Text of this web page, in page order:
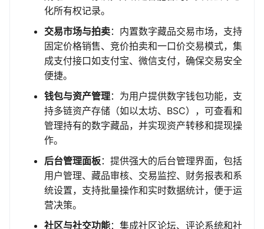
化所有权记录。
交易市场与拍卖：内置数字藏品交易市场，支持
固定价格销售、竞价拍卖和一口价交易模式，集
成支付接口如支付宝、微信支付，确保交易安全
便捷。
钱包与资产管理：为用户提供数字钱包功能，支
持多链资产存储（如以太坊、BSC），可查看和
管理持有的数字藏品，并实现资产转移和提现操
作。
后台管理面板：提供强大的后台管理界面，包括
用户管理、藏品审核、交易监控、财务报表和系
统设置，支持批量操作和实时数据统计，便于运
营决策。
社区与社交功能：集成社区论坛、评论系统和社